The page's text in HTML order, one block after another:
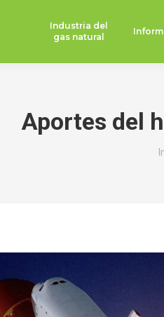
Industria del
gas natural
Aportes del